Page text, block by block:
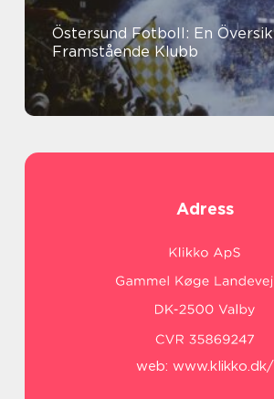
Östersund Fotboll: En
Framstående Klubb
Adress
web: www.klikko.dk/